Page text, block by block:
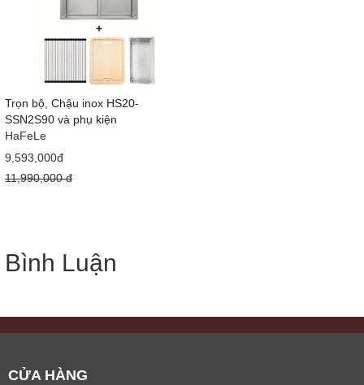
Trọn bộ, Chậu inox HS20-
SSN2S90 và phụ kiện
HaFeLe
9,593,000đ
11,990,000 đ
Bình Luận
CỬA HÀNG